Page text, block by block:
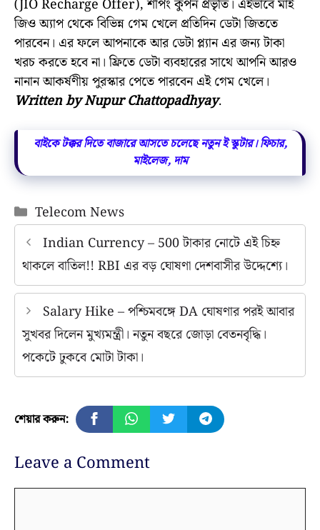
(JIO Recharge Offer), শপিং কুপন প্রভৃতি। এইভাবে মাই
জিও অ্যাপ থেকে বিভিন্ন গেম খেলে প্রতিদিন ডেটা জিততে
পারবেন। এর ফলে আপনাকে আর ডেটা প্ল্যান এর জন্য টাকা
খরচ করতে হবে না। ফ্রিতে ডেটা ব্যবহারের সাথে আপনি আরও
নানান আকর্ষণীয় পুরস্কার পেতে পারবেন এই গেম খেলে।
Written by Nupur Chattopadhyay.
বাইকে টক্কর দিতে বাজারে আসতে চলেছে নতুন ই স্কুটার। ফিচার,
মাইলেজ, দাম
Categories
Telecom News
Indian Currency – 500 টাকার নোটে এই চিহ্ন
থাকলে বাতিল!! RBI এর বড় ঘোষণা দেশবাসীর উদ্দেশ্যে।
Salary Hike – পশ্চিমবঙ্গে DA ঘোষণার পরই আবার
সুখবর দিলেন মুখ্যমন্ত্রী। নতুন বছরে জোড়া বেতনবৃদ্ধি।
পকেটে ঢুকবে মোটা টাকা।
শেয়ার করুন:
Leave a Comment